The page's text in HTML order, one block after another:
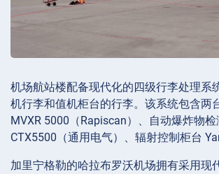
机场航站楼配备现代化的四级行李处理系
机行李和值机柜台的行李。该系统包含两
MVXR 5000（Rapiscan）、自动爆炸物
CTX5500（通用电气）、辐射控制柜台
加里宁格勒的哈拉布罗沃机场拥有采用现